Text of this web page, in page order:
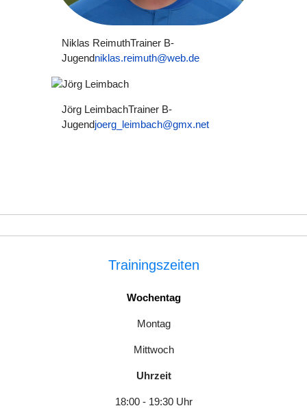
Niklas ReimuthTrainer B-
Jugendniklas.reimuth@web.de
Jörg LeimbachTrainer B-
Jugendjoerg_leimbach@gmx.net
Trainingszeiten
Wochentag
Montag
Mittwoch
Uhrzeit
18:00 - 19:30 Uhr